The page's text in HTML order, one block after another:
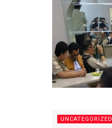
UNCATEGORIZED